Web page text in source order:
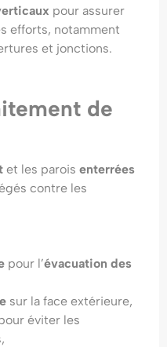
pour assurer
efforts, notamment
et jonctions.
de
et les parois enterrées
contre les
pour l’évacuation des
sur la face extérieure,
éviter les